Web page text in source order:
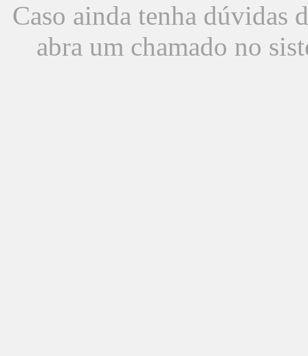
Caso ainda tenha dúvidas
abra um chamado no